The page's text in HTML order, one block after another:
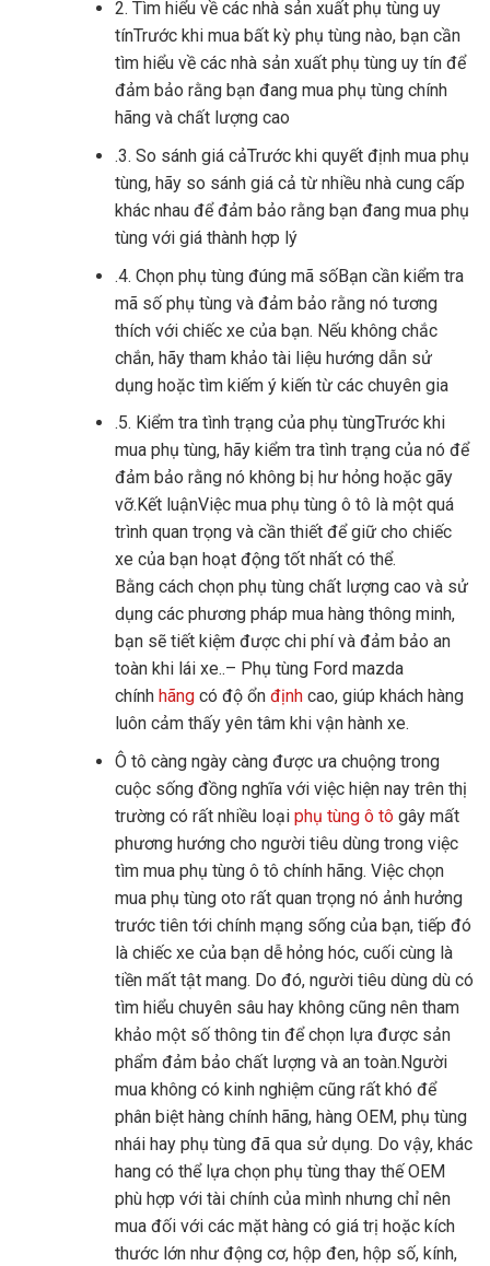
2. Tìm hiểu về các nhà sản xuất phụ tùng uy
tínTrước khi mua bất kỳ phụ tùng nào, bạn cần
tìm hiểu về các nhà sản xuất phụ tùng uy tín để
đảm bảo rằng bạn đang mua phụ tùng chính
hãng và chất lượng cao
.3. So sánh giá cảTrước khi quyết định mua phụ
tùng, hãy so sánh giá cả từ nhiều nhà cung cấp
khác nhau để đảm bảo rằng bạn đang mua phụ
tùng với giá thành hợp lý
.4. Chọn phụ tùng đúng mã sốBạn cần kiểm tra
mã số phụ tùng và đảm bảo rằng nó tương
thích với chiếc xe của bạn. Nếu không chắc
chắn, hãy tham khảo tài liệu hướng dẫn sử
dụng hoặc tìm kiếm ý kiến ​​từ các chuyên gia
.5. Kiểm tra tình trạng của phụ tùngTrước khi
mua phụ tùng, hãy kiểm tra tình trạng của nó để
đảm bảo rằng nó không bị hư hỏng hoặc gãy
vỡ.Kết luậnViệc mua phụ tùng ô tô là một quá
trình quan trọng và cần thiết để giữ cho chiếc
xe của bạn hoạt động tốt nhất có thể.
Bằng cách chọn phụ tùng chất lượng cao và sử
dụng các phương pháp mua hàng thông minh,
bạn sẽ tiết kiệm được chi phí và đảm bảo an
toàn khi lái xe..– Phụ tùng Ford mazda
chính hãngcó độ ổnđịnhcao, giúp khách hàng
luôn cảm thấy yên tâm khi vận hành xe.
Ô tô càng ngày càng được ưa chuộng trong
cuộc sống đồng nghĩa với việc hiện nay trên thị
trường có rất nhiều loại phụ tùng ô tô gây mất
phương hướng cho người tiêu dùng trong việc
tìm mua phụ tùng ô tô chính hãng. Việc chọn
mua phụ tùng oto rất quan trọng nó ảnh hưởng
trước tiên tới chính mạng sống của bạn, tiếp đó
là chiếc xe của bạn dễ hỏng hóc, cuối cùng là
tiền mất tật mang. Do đó, người tiêu dùng dù có
tìm hiểu chuyên sâu hay không cũng nên tham
khảo một số thông tin để chọn lựa được sản
phẩm đảm bảo chất lượng và an toàn.Người
mua không có kinh nghiệm cũng rất khó để
phân biệt hàng chính hãng, hàng OEM, phụ tùng
nhái hay phụ tùng đã qua sử dụng. Do vậy, khác
hang có thể lựa chọn phụ tùng thay thế OEM
phù hợp với tài chính của mình nhưng chỉ nên
mua đối với các mặt hàng có giá trị hoặc kích
thước lớn như động cơ, hộp đen, hộp số, kính,